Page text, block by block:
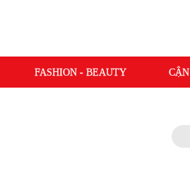
FASHION - BEAUTY